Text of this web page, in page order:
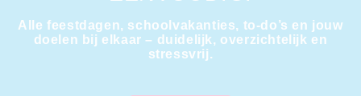
Alle feestdagen, schoolvakanties, to-do’s en jouw
doelen bij elkaar – duidelijk, overzichtelijk en
stressvrij.